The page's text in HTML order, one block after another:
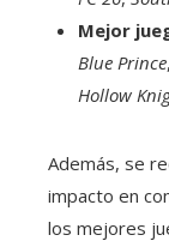
Mejor
Blue Prince,
Hollow
Además, se
impacto en
los mejores